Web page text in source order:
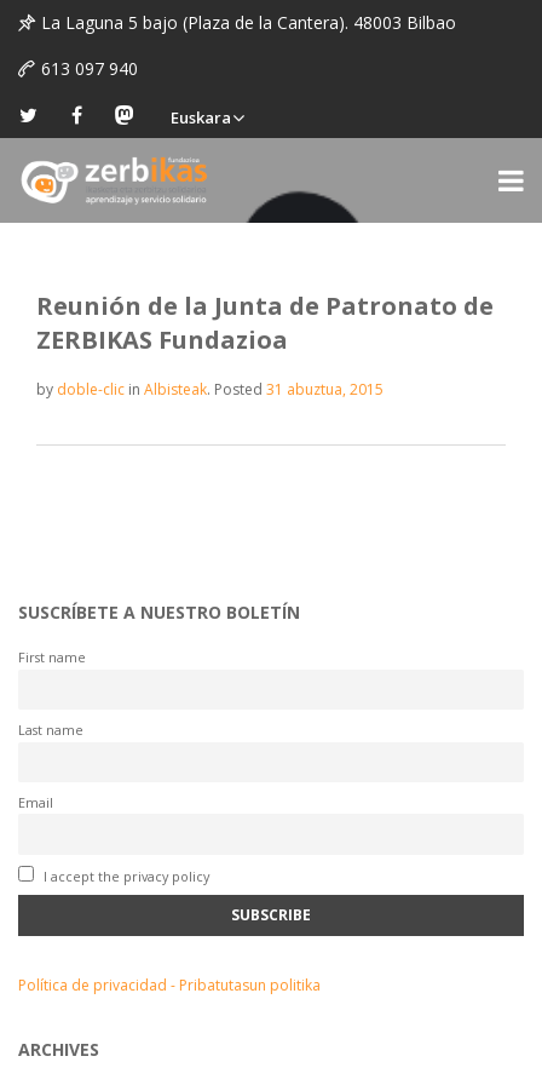
La Laguna 5 bajo (Plaza de la Cantera). 48003 Bilbao
613 097 940
Euskara
Reunión de la Junta de Patronato de
ZERBIKAS Fundazioa
by doble-clic in Albisteak. Posted 31 abuztua, 2015
SUSCRÍBETE A NUESTRO BOLETÍN
First name
Last name
Email
I accept the privacy policy
Política de privacidad - Pribatutasun politika
ARCHIVES